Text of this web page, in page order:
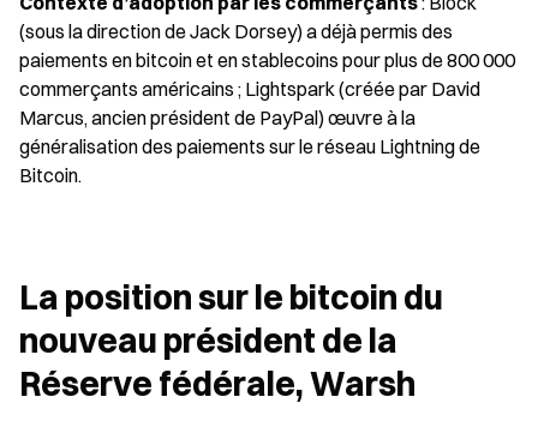
(sous la direction de Jack Dorsey) a déjà permis des
paiements en bitcoin et en stablecoins pour plus de 800 000
commerçants américains ; Lightspark (créée par David
Marcus, ancien président de PayPal) œuvre à la
généralisation des paiements sur le réseau Lightning de
Bitcoin.
La position sur le bitcoin du
nouveau président de la
Réserve fédérale, Warsh